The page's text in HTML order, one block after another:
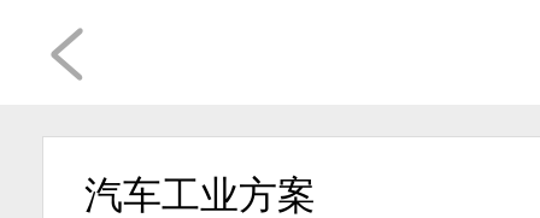
汽车工业方案